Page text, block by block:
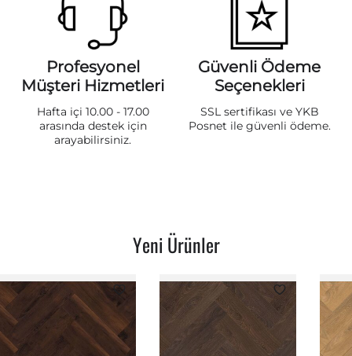
Profesyonel
Müşteri Hizmetleri
Hafta içi 10.00 - 17.00
arasında destek için
arayabilirsiniz.
Güvenli Ödeme
Seçenekleri
SSL sertifikası ve YKB
Posnet ile güvenli ödeme.
Yeni Ürünler